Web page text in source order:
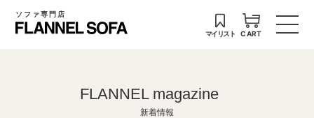
ソファ専門店
マイリスト CART
FLANNEL magazine
新着情報